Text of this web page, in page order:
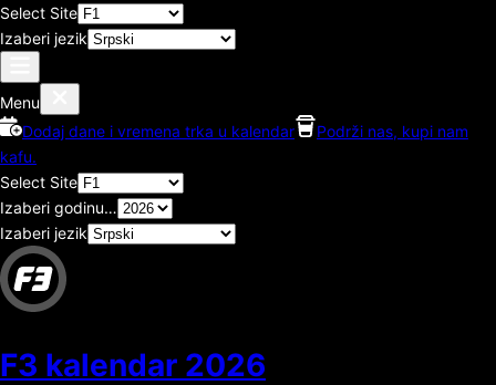
Select Site
Izaberi jezik
Menu
Dodaj dane i vremena trka u kalendar
Podrži nas, kupi nam
kafu.
Select Site
Izaberi godinu…
Izaberi jezik
F3 kalendar 2026